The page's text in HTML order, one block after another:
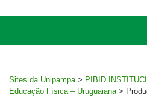
Sites da Unipampa > PIBID
Educação Física – Uruguaiana >